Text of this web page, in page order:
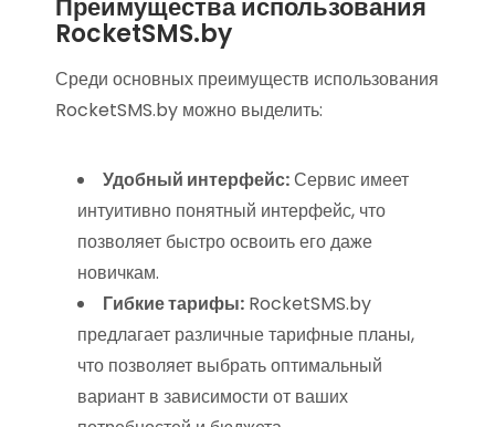
Преимущества использования
RocketSMS.by
Среди основных преимуществ использования
RocketSMS.by можно выделить:
Удобный интерфейс:Сервис имеет
интуитивно понятный интерфейс, что
позволяет быстро освоить его даже
новичкам.
Гибкие тарифы: RocketSMS.by
предлагает различные тарифные планы,
что позволяет выбрать оптимальный
вариант в зависимости от ваших